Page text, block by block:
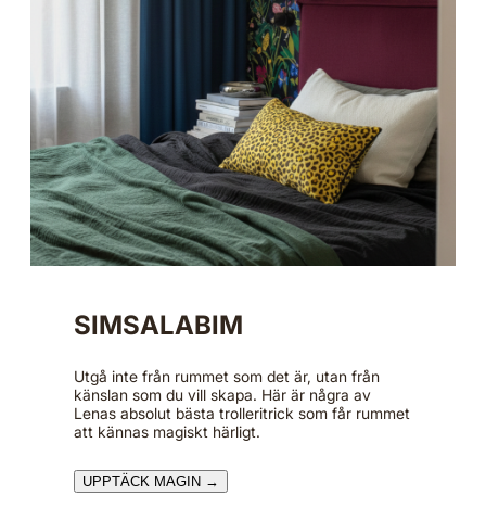
SIMSALABIM
Utgå inte från rummet som det är, utan från
känslan som du vill skapa. Här är några av
Lenas absolut bästa trolleritrick som får rummet
att kännas magiskt härligt.
UPPTÄCK MAGIN →